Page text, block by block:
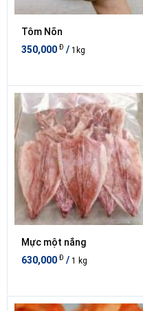
Tôm Nõn
350,000 Đ / 1kg
Mực một nắng
630,000 Đ / 1 kg